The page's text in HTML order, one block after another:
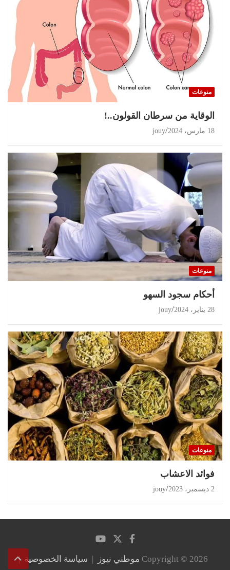
منوعات
الوقاية من سرطان القولون..!
18 مارس، 2024 jouy
منوعات
أحكام سجود السهو
28 يناير، 2024 jouy
منوعات
‏فوائد الاعشاب
2 ديسمبر، 2023 jouy
Copyright © 2026 موطني نيوز
سياسة الخصوصية